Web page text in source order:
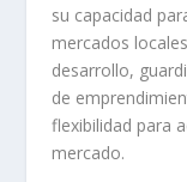
su capacidad
mercados
desarrollo,
de
flexibilidad para
mercado.